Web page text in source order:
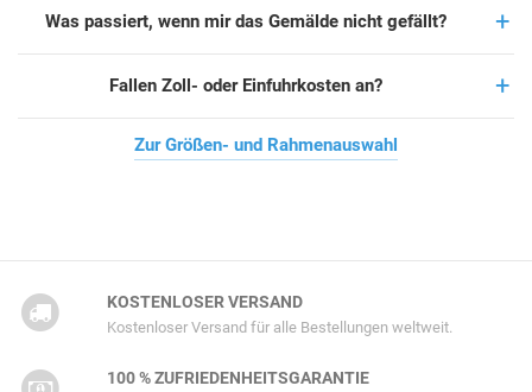
Was passiert, wenn mir das Gemälde nicht gefällt?
Fallen Zoll- oder Einfuhrkosten an?
Zur Größen- und Rahmenauswahl
KOSTENLOSER VERSAND
Kostenloser Versand für alle Bestellungen weltweit.
100 % ZUFRIEDENHEITSGARANTIE